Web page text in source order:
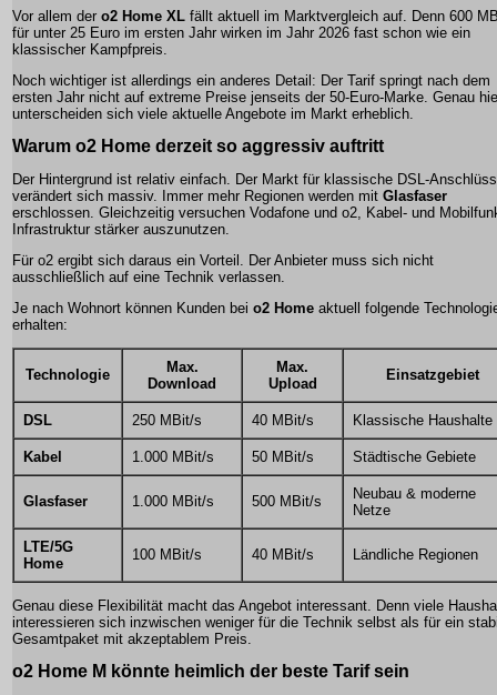
Vor allem der o2 Home XL fällt aktuell im Marktvergleich auf. Denn 600
für unter 25 Euro im ersten Jahr wirken im Jahr 2026 fast schon wie ein
klassischer Kampfpreis.
Noch wichtiger ist allerdings ein anderes Detail: Der Tarif springt nach dem
ersten Jahr nicht auf extreme Preise jenseits der 50-Euro-Marke. Genau
unterscheiden sich viele aktuelle Angebote im Markt erheblich.
Warum o2 Home derzeit so aggressiv auftritt
Der Hintergrund ist relativ einfach. Der Markt für klassische DSL-
verändert sich massiv. Immer mehr Regionen werden mit Glasfaser
erschlossen. Gleichzeitig versuchen Vodafone und o2, Kabel- und
Infrastruktur stärker auszunutzen.
Für o2 ergibt sich daraus ein Vorteil. Der Anbieter muss sich nicht
ausschließlich auf eine Technik verlassen.
Je nach Wohnort können Kunden bei o2 Home aktuell folgende
erhalten:
Technologie
Max.
Download
Max.
Upload
Einsatzgebiet
DSL 250 MBit/s 40 MBit/s Klassische Haushalte
Kabel 1.000 MBit/s 50 MBit/s Städtische Gebiete
Glasfaser 1.000 MBit/s 500 MBit/s
Neubau & moderne
Netze
LTE/5G
Home
100 MBit/s 40 MBit/s Ländliche Regionen
Genau diese Flexibilität macht das Angebot interessant. Denn viele
interessieren sich inzwischen weniger für die Technik selbst als für ein
Gesamtpaket mit akzeptablem Preis.
o2 Home M könnte heimlich der beste Tarif sein